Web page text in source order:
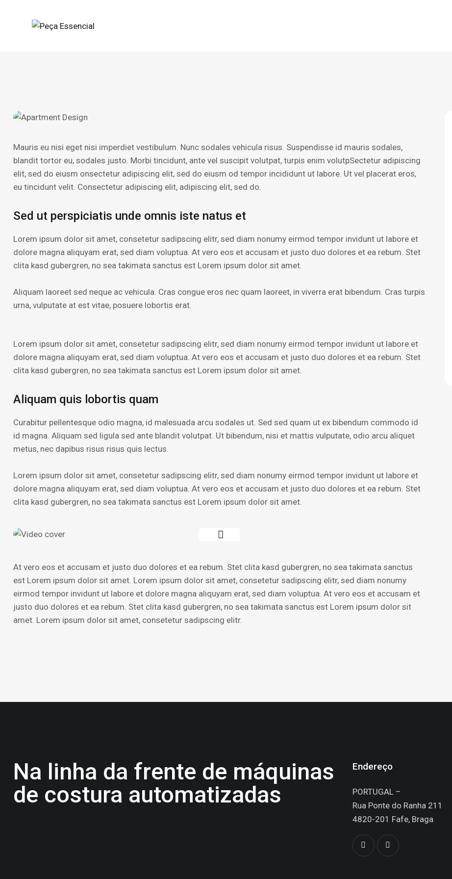
Mauris eu nisi eget nisi imperdiet vestibulum. Nunc sodales vehicula risus. Suspendisse id mauris sodales,
blandit tortor eu, sodales justo. Morbi tincidunt, ante vel suscipit volutpat, turpis enim volutpSectetur adipiscing
elit, sed do eiusm onsectetur adipiscing elit, sed do eiusm od tempor incididunt ut labore. Ut vel placerat eros,
eu tincidunt velit. Consectetur adipiscing elit, adipiscing elit, sed do.
Sed ut perspiciatis unde omnis iste natus et
Lorem ipsum dolor sit amet, consetetur sadipscing elitr, sed diam nonumy eirmod tempor invidunt ut labore et
dolore magna aliquyam erat, sed diam voluptua. At vero eos et accusam et justo duo dolores et ea rebum. Stet
clita kasd gubergren, no sea takimata sanctus est Lorem ipsum dolor sit amet.
Aliquam laoreet sed neque ac vehicula. Cras congue eros nec quam laoreet, in viverra erat bibendum. Cras turpis
urna, vulputate at est vitae, posuere lobortis erat.
Lorem ipsum dolor sit amet, consetetur sadipscing elitr, sed diam nonumy eirmod tempor invidunt ut labore et
dolore magna aliquyam erat, sed diam voluptua. At vero eos et accusam et justo duo dolores et ea rebum. Stet
clita kasd gubergren, no sea takimata sanctus est Lorem ipsum dolor sit amet.
Aliquam quis lobortis quam
Curabitur pellentesque odio magna, id malesuada arcu sodales ut. Sed sed quam ut ex bibendum commodo id
id magna. Aliquam sed ligula sed ante blandit volutpat. Ut bibendum, nisi et mattis vulputate, odio arcu aliquet
metus, nec dapibus risus risus quis lectus.
Lorem ipsum dolor sit amet, consetetur sadipscing elitr, sed diam nonumy eirmod tempor invidunt ut labore et
dolore magna aliquyam erat, sed diam voluptua. At vero eos et accusam et justo duo dolores et ea rebum. Stet
clita kasd gubergren, no sea takimata sanctus est Lorem ipsum dolor sit amet.
At vero eos et accusam et justo duo dolores et ea rebum. Stet clita kasd gubergren, no sea takimata sanctus
est Lorem ipsum dolor sit amet. Lorem ipsum dolor sit amet, consetetur sadipscing elitr, sed diam nonumy
eirmod tempor invidunt ut labore et dolore magna aliquyam erat, sed diam voluptua. At vero eos et accusam et
justo duo dolores et ea rebum. Stet clita kasd gubergren, no sea takimata sanctus est Lorem ipsum dolor sit
amet. Lorem ipsum dolor sit amet, consetetur sadipscing elitr.
Na linha da frente de máquinas
de costura automatizadas
Endereço
PORTUGAL –
Rua Ponte do Ranha 211
4820-201 Fafe, Braga